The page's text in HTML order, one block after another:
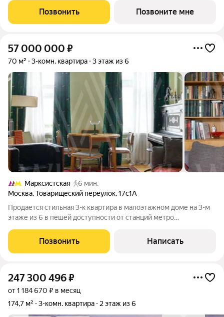
Позвонить Позвоните мне
57 000 000 ₽
70 м² 3-комн. квартира 3 этаж из 6
Марксистская
6 мин.
Москва,Товарищеский переулок,17с1А
Продается стильная 3-к квартира в малоэтажном доме на 3-м
этаже из 6 в пешей доступности от станций метро
Товарищеском переулке. Дом расположен в историческом
переулке рядом с русскими усадьбами XIX
Позвонить Написать
247 300 496₽
от 1 184 670 ₽ в месяц
174,7 м²
3-комн. квартира 2 этаж из 6